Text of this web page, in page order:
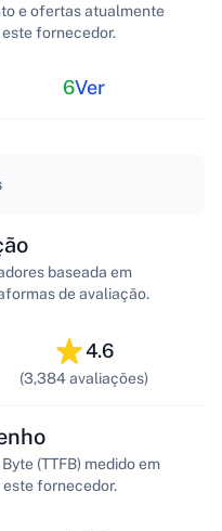
e ofertas atualmente
fornecedor.
6Ver
baseada em
de avaliação.
4.6
(3,384 avaliações)
(TTFB) medido em
fornecedor.